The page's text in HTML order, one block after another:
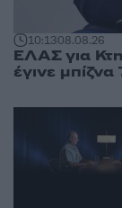
10:1308.08.26
ΕΛΑΣ για
έγινε